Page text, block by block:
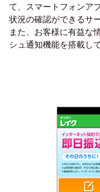
て、スマートフォンア
状況の確認ができるサ
また、お客様に有益な
シュ通知機能を搭載し